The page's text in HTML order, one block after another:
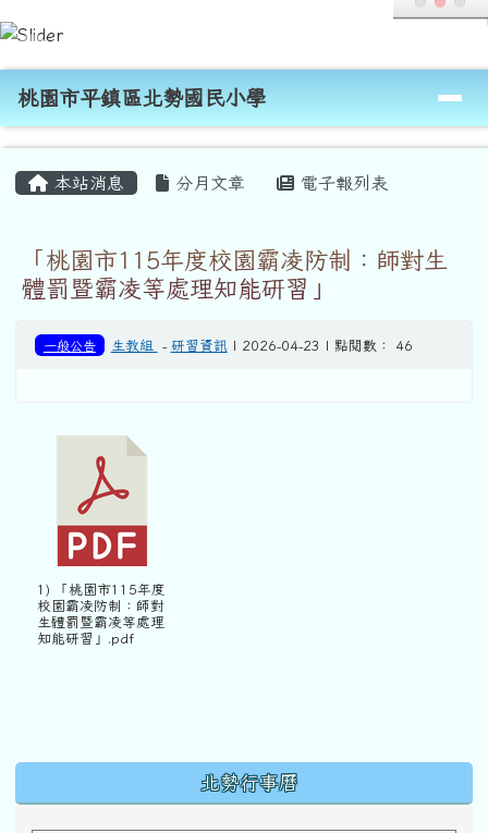
跳至主內容區
桃園市平鎮區北勢國民小學
導覽列
桃園市平鎮區北勢國民小學
本站消息 分月文章 電子報列表
「桃園市115年度校園霸凌防制：師對生
體罰暨霸凌等處理知能研習」
一般公告 生教組 - 研習資訊| 2026-04-23 | 點閱數： 46
1) 「桃園市115年度
校園霸凌防制：師對
生體罰暨霸凌等處理
知能研習」.pdf
北勢行事曆